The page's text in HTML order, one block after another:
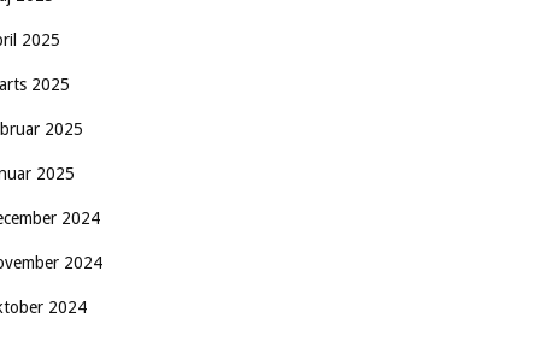
2025
2025
2025
2025
2024
2024
2024